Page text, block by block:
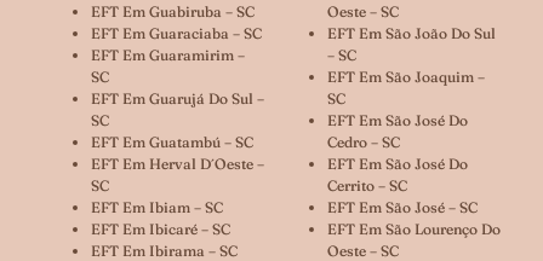
EFT Em Guabiruba – SC
EFT Em Guaraciaba – SC
EFT Em Guaramirim –
SC
EFT Em Guarujá Do Sul –
SC
EFT Em Guatambú – SC
EFT Em Herval D´oeste –
SC
EFT Em Ibiam – SC
EFT Em Ibicaré – SC
EFT Em Ibirama – SC
Oeste – SC
EFT Em São João Do Sul
– SC
EFT Em São Joaquim –
SC
EFT Em São José Do
Cedro – SC
EFT Em São José Do
Cerrito – SC
EFT Em São José – SC
EFT Em São Lourenço Do
Oeste – SC